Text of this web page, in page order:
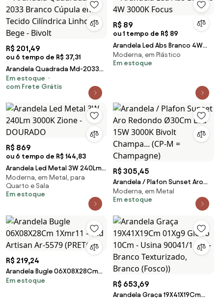
R$ 201,49
ou 6 tempo de R$ 37,31
Arandela Quadrada Md-2033
Branco Cúpula em Tecido
Cilíndrica Linho Bege - Bivolt
Em estoque
com Frete Grátis
R$ 89
ou 1 tempo de R$ 89
Arandela Led Abs Branco 4W
3000K Focus
Moderna, em Plástico
Em estoque
R$ 869
ou 6 tempo de R$ 144,83
Arandela Led Metal 3W 240Lm
3000K Zione - DOURADO
Moderna, em Metal, para
Quarto e Sala
Em estoque
R$ 305,45
Arandela / Plafon Sunset Aro
Redondo Ø30Cm Led 15W
3000K Bivolt Champa... (CP-M =
Moderna, em Metal
Em estoque
R$ 219,24
Arandela Bugle 06X08X28Cm
1Xmr11 - Old Artisan Ar-5579
Em estoque R$ 653,69
Arandela Graça 19X41X19Cm